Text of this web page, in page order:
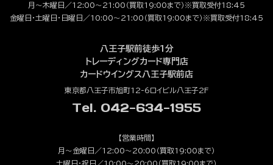
月～木曜日／12:00～21:00（買取19:00まで）※買取受付18:45
金曜日・土曜日・日曜日／10:00～21:00（買取19:00まで）※買取受付18:45
八王子駅前徒歩1分
トレーディングカード専門店
カードウイングス八王子駅前店
東京都八王子市旭町12-6ロイビル八王子2F
Tel. 042-634-1955
【営業時間】
月～金曜日／12:00～20:00（買取19:00まで）
土曜日・祝日／10:00～20:00（買取19:00まで）